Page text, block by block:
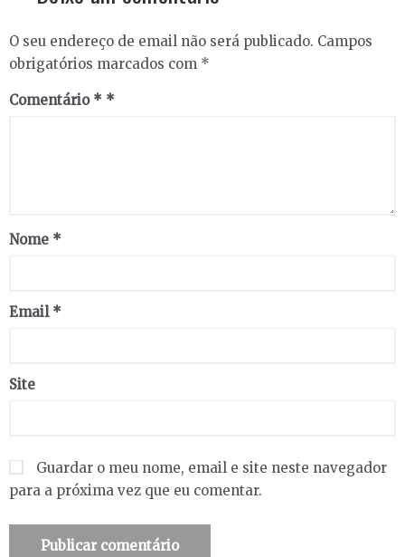
O seu endereço de email não será publicado. Campos
obrigatórios marcados com *
Comentário *
Nome *
Email *
Site
Guardar o meu nome, email e site neste navegador
para a próxima vez que eu comentar.